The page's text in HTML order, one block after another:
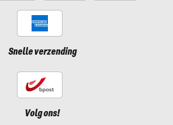
Snelle verzending
Volg ons!